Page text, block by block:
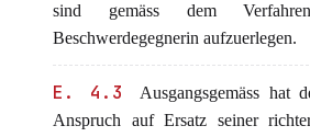
sind gemäss dem
Beschwerdegegnerin aufzuerlegen.
E. 4.3
Ausgangsgemäss hat
Anspruch auf Ersatz seiner